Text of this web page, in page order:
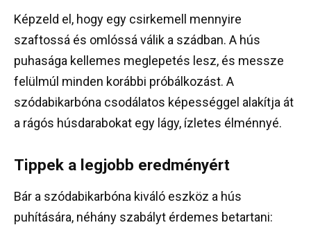
Képzeld el, hogy egy csirkemell mennyire
szaftossá és omlóssá válik a szádban. A hús
puhasága kellemes meglepetés lesz, és messze
felülmúl minden korábbi próbálkozást. A
szódabikarbóna csodálatos képességgel alakítja át
a rágós húsdarabokat egy lágy, ízletes élménnyé.
Tippek a legjobb eredményért
Bár a szódabikarbóna kiváló eszköz a hús
puhítására, néhány szabályt érdemes betartani: